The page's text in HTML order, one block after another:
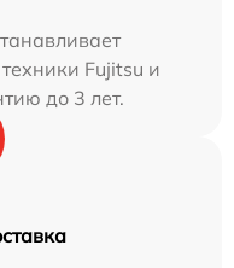
Fujitsu и
до 3 лет.